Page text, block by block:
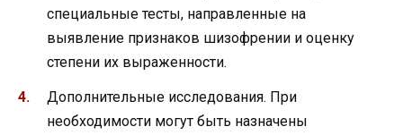
специальные тесты, направленные на
выявление признаков шизофрении и оценку
степени их выраженности.
Дополнительные исследования. При
необходимости могут быть назначены